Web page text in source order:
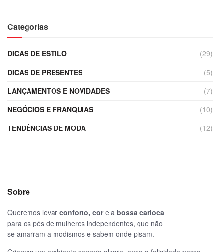
Categorias
DICAS DE ESTILO
(29)
DICAS DE PRESENTES
(5)
LANÇAMENTOS E NOVIDADES
(7)
NEGÓCIOS E FRANQUIAS
(10)
TENDÊNCIAS DE MODA
(12)
Sobre
Queremos levar conforto, core a bossa carioca
para os pés de mulheres independentes, que não
se amarram a modismos e sabem onde pisam.